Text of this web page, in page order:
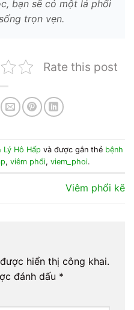
bạn sẽ có một lá phổi
trọn vẹn.
Rate this post
Lý Hô Hấp và được gắn thẻ bệnh
, viêm phổi, viem_phoi.
Viêm phổi kẽ
hiển thị công khai.
đánh dấu *